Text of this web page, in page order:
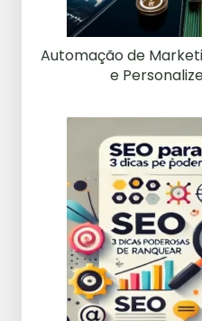
Automação de
e